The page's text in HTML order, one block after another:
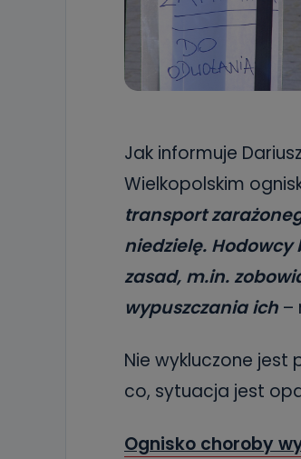
Jak informuje
Wielkopolskim
transport
niedzielę. Hodowcy
zasad, m.in.
wypuszczania ich –
Nie wykluczone jest
co, sytuacja jest
Ognisko choroby